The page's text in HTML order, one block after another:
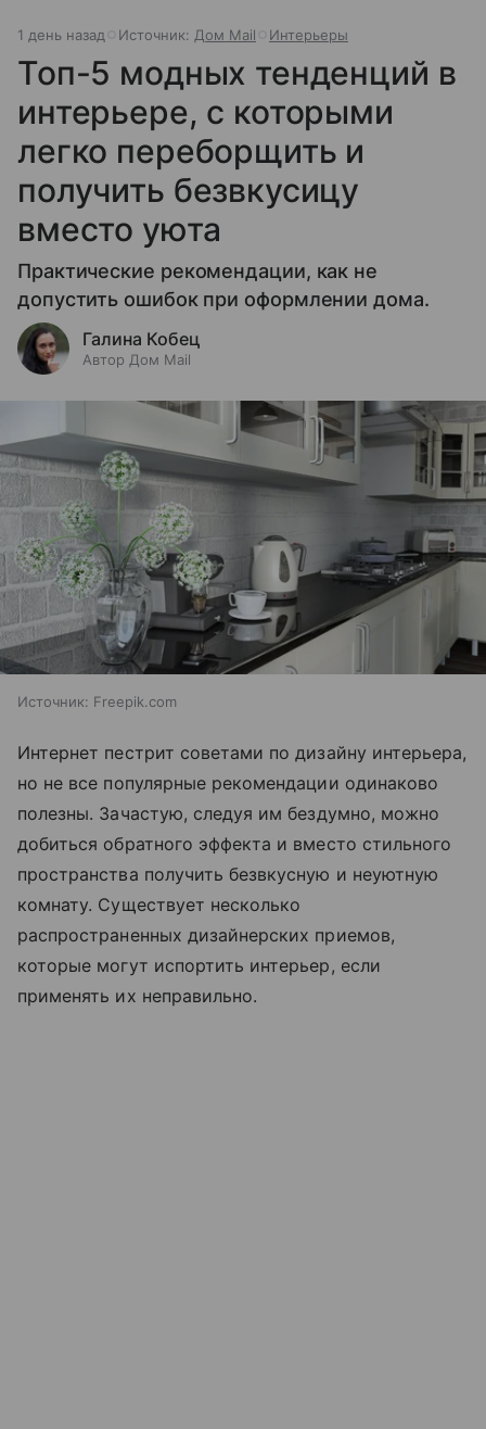
1 день назад Источник: Дом Mail Интерьеры
Топ-5 модных тенденций в
интерьере, с которыми
легко переборщить и
получить безвкусицу
вместо уюта
Практические рекомендации, как не
допустить ошибок при оформлении дома.
Галина Кобец
Автор Дом Mail
Источник: Freepik.com
Интернет пестрит советами по дизайну интерьера,
но не все популярные рекомендации одинаково
полезны. Зачастую, следуя им бездумно, можно
добиться обратного эффекта и вместо стильного
пространства получить безвкусную и неуютную
комнату. Существует несколько
распространенных дизайнерских приемов,
которые могут испортить интерьер, если
применять их неправильно.